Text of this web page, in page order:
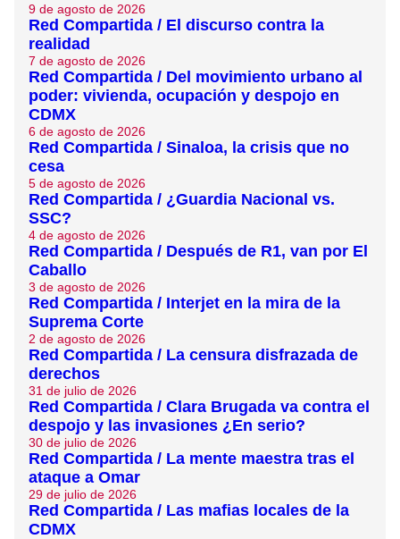
9 de agosto de 2026
Red Compartida / El discurso contra la
realidad
7 de agosto de 2026
Red Compartida / Del movimiento urbano al
poder: vivienda, ocupación y despojo en
CDMX
6 de agosto de 2026
Red Compartida / Sinaloa, la crisis que no
cesa
5 de agosto de 2026
Red Compartida / ¿Guardia Nacional vs.
SSC?
4 de agosto de 2026
Red Compartida / Después de R1, van por El
Caballo
3 de agosto de 2026
Red Compartida / Interjet en la mira de la
Suprema Corte
2 de agosto de 2026
Red Compartida / La censura disfrazada de
derechos
31 de julio de 2026
Red Compartida / Clara Brugada va contra el
despojo y las invasiones ¿En serio?
30 de julio de 2026
Red Compartida / La mente maestra tras el
ataque a Omar
29 de julio de 2026
Red Compartida / Las mafias locales de la
CDMX